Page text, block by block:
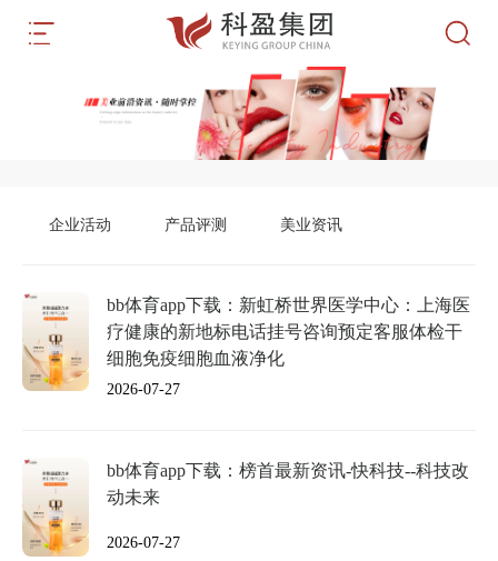
企业活动 产品评测 美业资讯
bb体育app下载：新虹桥世界医学中心：上海医
疗健康的新地标电话挂号咨询预定客服体检干
细胞免疫细胞血液净化
2026-07-27
bb体育app下载：榜首最新资讯-快科技--科技改
动未来
2026-07-27